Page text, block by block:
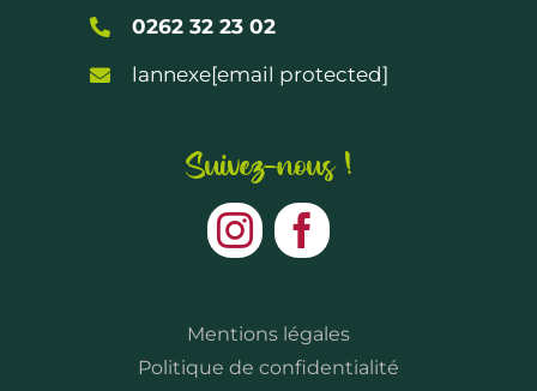
0262 32 23 02
lannexe[email protected]
Suivez-nous !
Mentions légales
Politique de confidentialité